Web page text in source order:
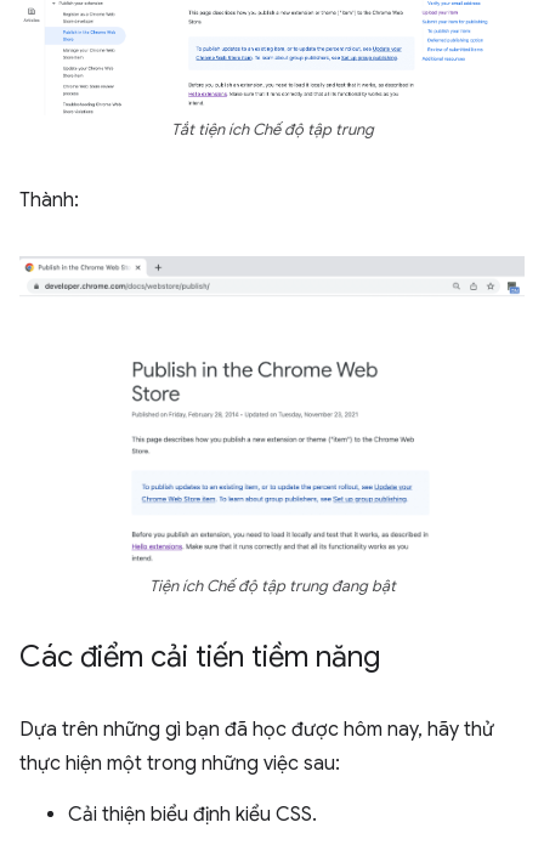
Tắt tiện ích Chế độ tập trung
Thành:
Tiện ích Chế độ tập trung đang bật
Các điểm cải tiến tiềm năng
Dựa trên những gì bạn đã học được hôm nay, hãy thử
thực hiện một trong những việc sau:
Cải thiện biểu định kiểu CSS.